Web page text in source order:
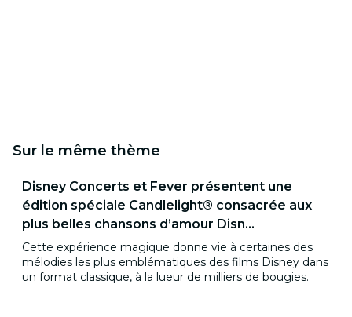
Sur le même thème
Disney Concerts et Fever présentent une
édition spéciale Candlelight® consacrée aux
plus belles chansons d’amour Disn...
Cette expérience magique donne vie à certaines des
mélodies les plus emblématiques des films Disney dans
un format classique, à la lueur de milliers de bougies.